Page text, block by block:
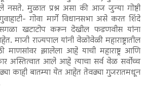
नसते. मुळात प्रश्न असा की आज जुन्या गोष्टी
गोवा मार्गे विधानसभा असे करत शिंदे
खटाटोप करून देखील फडणवीस यांना
राज्यपाल यांनी वेळोवेळी महाराष्ट्रातील
माणसांवर झालेला आहे याची महाराष्ट्र आणि
अस्तित्वात आले आहे त्याचा सर्व वेळ सर्वोच्च
काही बातम्या येत आहेत तेवढ्या गुजरातमधून